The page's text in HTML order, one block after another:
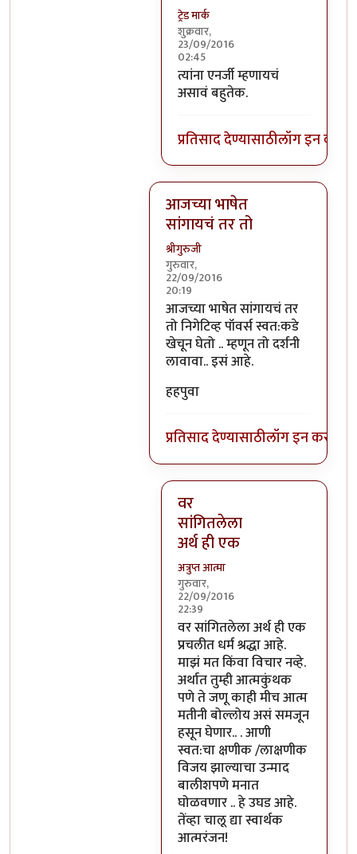
ट्रेड मार्क
शुक्रवार,
23/09/2016
02:45
In reply toनिगेटिव्ह पाॅवर्स?
त्यांना एनर्जी म्हणायचं
असावं बहुतेक.
प्रतिसाद देण्यासाठीलॉग इन करा
आजच्या भाषेत
सांगायचं तर तो
श्रीगुरुजी
गुरुवार,
22/09/2016
20:19
In reply toआजच्या भाषेत सांगायचं
आजच्या भाषेत सांगायचं तर
तो निगेटिव्ह पॉवर्स स्वत:कडे
खेचून घेतो .. म्हणून तो दर्शनी
लावावा.. इसं आहे.
हहपुवा
प्रतिसाद देण्यासाठीलॉग इन करा
वर
सांगितलेला
अर्थ ही एक
अत्रुप्त आत्मा
गुरुवार,
22/09/2016
22:39
In reply toआजच्या भाषेत सांगायचं
वर सांगितलेला अर्थ ही एक
प्रचलीत धर्म श्रद्धा आहे.
माझं मत किंवा विचार नव्हे.
अर्थात तुम्ही आत्मकुंथक
पणे ते जणू काही मीच आत्म
मतीनी बोल्लोय असं समजून
हसून घेणार.. . आणी
स्वत:चा क्षणीक /लाक्षणीक
विजय झाल्याचा उन्माद
बालीशपणे मनात
घोळवणार .. हे उघड आहे.
तेंव्हा चालू द्या स्वार्थक
आत्मरंजन!